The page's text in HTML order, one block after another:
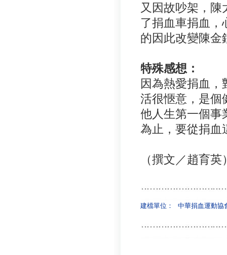
又因故吵架，
了捐血車捐血，
的因此改變陳金
特殊感想：
因為熱愛捐血
活很愜意，是個
他人生第一個事
為止，要從捐血
（撰文／趙育英
建檔單位： 中華捐血運動協